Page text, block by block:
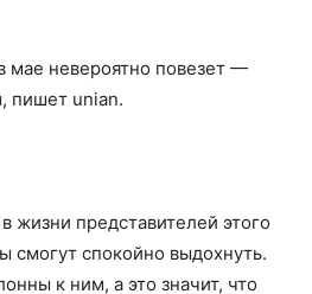
мае невероятно повезет —
пишет unian.
жизни представителей этого
смогут спокойно выдохнуть.
к ним, а это значит, что